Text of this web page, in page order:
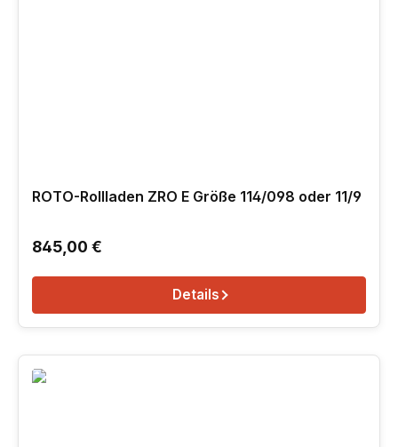
ROTO-Rollladen ZRO E Größe 114/098 oder 11/9
Regulärer Preis:
845,00 €
Details